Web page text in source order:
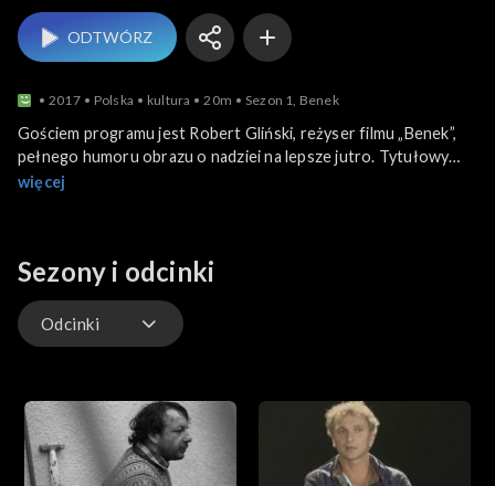
ODTWÓRZ
2017 Polska kultura 20m Sezon 1, Benek
Gościem programu jest Robert Gliński, reżyser filmu „Benek”,
pełnego humoru obrazu o nadziei na lepsze jutro. Tytułowy
Benek jest 29-letnim górnikiem, który postanawia zacząć życie
więcej
Sezony i odcinki
Odcinki